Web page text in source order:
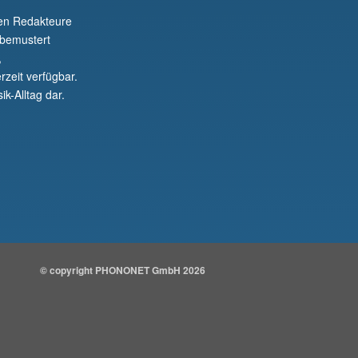
Redakteure
verfügbar.
Alltag dar.
© copyright PHONONET GmbH 2026